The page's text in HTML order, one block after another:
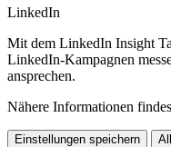
LinkedIn
Mit dem LinkedIn Insight
LinkedIn-Kampagnen
ansprechen.
Nähere Informationen
Einstellungen speichern